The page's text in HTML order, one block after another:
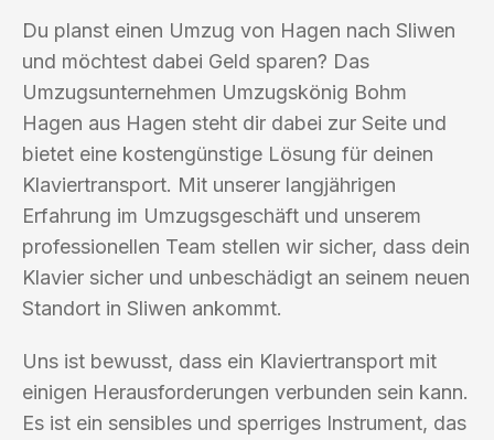
Du planst einen Umzug von Hagen nach Sliwen
und möchtest dabei Geld sparen? Das
Umzugsunternehmen Umzugskönig Bohm
Hagen aus Hagen steht dir dabei zur Seite und
bietet eine kostengünstige Lösung für deinen
Klaviertransport. Mit unserer langjährigen
Erfahrung im Umzugsgeschäft und unserem
professionellen Team stellen wir sicher, dass dein
Klavier sicher und unbeschädigt an seinem neuen
Standort in Sliwen ankommt.
Uns ist bewusst, dass ein Klaviertransport mit
einigen Herausforderungen verbunden sein kann.
Es ist ein sensibles und sperriges Instrument, das